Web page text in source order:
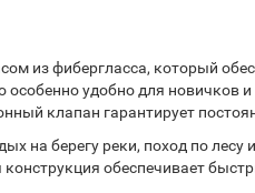
из фибергласса, который
особенно удобно для
клапан гарантирует
на берегу реки, поход по
обеспечивает